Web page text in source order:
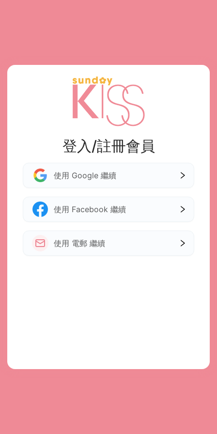
登入/註冊會員
使用 Google 繼續
使用 Facebook 繼續
使用 電郵 繼續